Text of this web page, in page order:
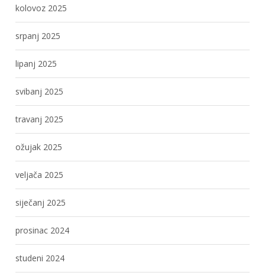
kolovoz 2025
srpanj 2025
lipanj 2025
svibanj 2025
travanj 2025
ožujak 2025
veljača 2025
siječanj 2025
prosinac 2024
studeni 2024